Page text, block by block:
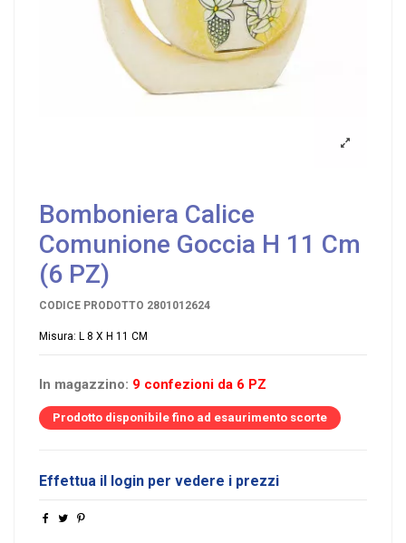
Bomboniera Calice
Comunione Goccia H 11 Cm
(6 PZ)
CODICE PRODOTTO 2801012624
Misura: L 8 X H 11 CM
In magazzino: 9 confezioni da 6 PZ
Prodotto disponibile fino ad esaurimento scorte
Effettua il login per vedere i prezzi